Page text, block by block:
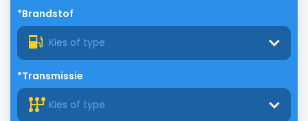
*Brandstof
Kies of type
*Transmissie
Kies of type